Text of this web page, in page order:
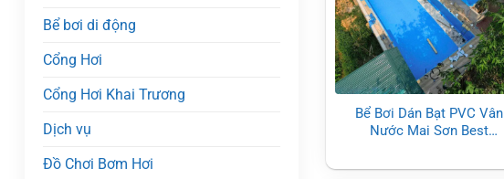
Bể bơi di động
Cổng Hơi
Cổng Hơi Khai Trương
Dịch vụ
Đồ Chơi Bơm Hơi
Bể Bơi Dán Bạt PVC Vân
Nước Mai Sơn Best